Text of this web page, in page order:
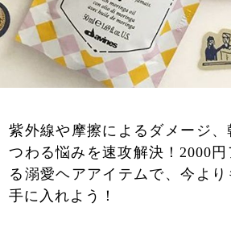
紫外線や摩擦によるダメージ、
つわる悩みを速攻解決！2000
る溺愛ヘアアイテムで、今よ
手に入れよう！